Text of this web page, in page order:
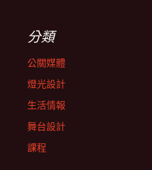
分類
公關媒體
燈光設計
生活情報
舞台設計
課程